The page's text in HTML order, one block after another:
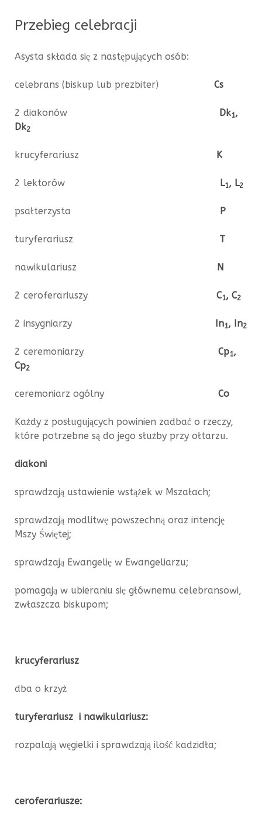
Przebieg celebracji
Asysta składa się z następujących osób:
celebrans (biskup lub prezbiter) Cs
2 diakonów Dk1,
Dk2
krucyferariusz K
2 lektorów L1, L2
psałterzysta P
turyferariusz T
nawikulariusz N
2 ceroferariuszy C1, C2
2 insygniarzy In1, In2
2 ceremoniarzy Cp1,
Cp2
ceremoniarz ogólny Co
Każdy z posługujących powinien zadbać o rzeczy,
które potrzebne są do jego służby przy ołtarzu.
diakoni
sprawdzają ustawienie wstążek w Mszałach;
sprawdzają modlitwę powszechną oraz intencję
Mszy Świętej;
sprawdzają Ewangelię w Ewangeliarzu;
pomagają w ubieraniu się głównemu celebransowi,
zwłaszcza biskupom;
krucyferariusz
dba o krzyż
turyferariusz i nawikulariusz:
rozpalają węgielki i sprawdzają ilość kadzidła;
ceroferariusze: